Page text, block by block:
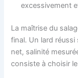
excessivement
La maîtrise du
final. Un lard
net, salinité
consiste à choisir